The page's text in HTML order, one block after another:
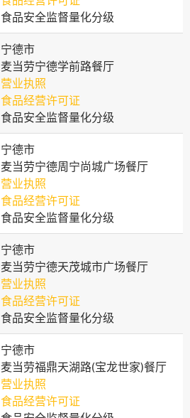
食品安全监督量化分级
宁德市
麦当劳宁德学前路餐厅
营业执照
食品经营许可证
食品安全监督量化分级
宁德市
麦当劳宁德周宁尚城广场餐厅
营业执照
食品经营许可证
食品安全监督量化分级
宁德市
麦当劳宁德天茂城市广场餐厅
营业执照
食品经营许可证
食品安全监督量化分级
宁德市
麦当劳福鼎天湖路(宝龙世家)餐厅
营业执照
食品经营许可证